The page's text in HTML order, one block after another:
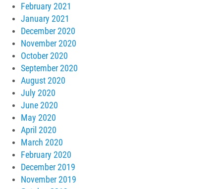
February 2021
January 2021
December 2020
November 2020
October 2020
September 2020
August 2020
July 2020
June 2020
May 2020
April 2020
March 2020
February 2020
December 2019
November 2019